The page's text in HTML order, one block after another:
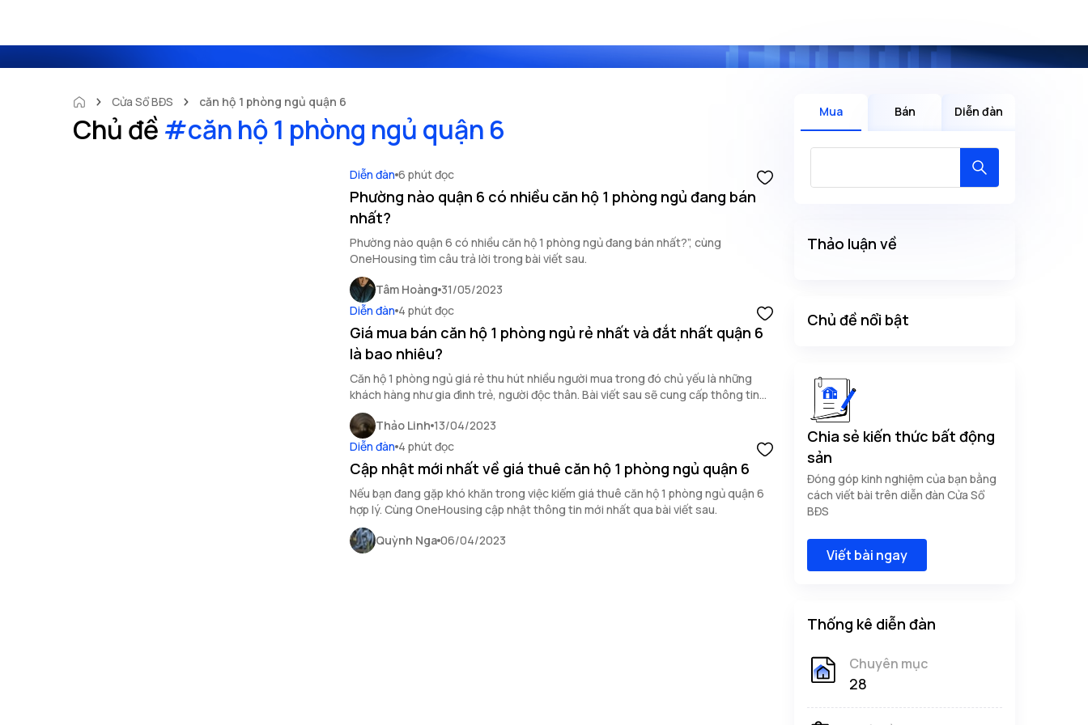
Cửa Sổ BĐS căn hộ 1 phòng ngủ quận 6
Chủ đề #căn hộ 1 phòng ngủ quận 6
Diễn đàn 6 phút đọc
Phường nào quận 6 có nhiều căn hộ 1 phòng ngủ đang bán
nhất?
Phường nào quận 6 có nhiều căn hộ 1 phòng ngủ đang bán nhất?”, cùng
OneHousing tìm câu trả lời trong bài viết sau.
Tâm Hoàng 31/05/2023
Diễn đàn 4 phút đọc
Giá mua bán căn hộ 1 phòng ngủ rẻ nhất và đắt nhất quận 6
là bao nhiêu?
Căn hộ 1 phòng ngủ giá rẻ thu hút nhiều người mua trong đó chủ yếu là những
khách hàng như gia đình trẻ, người độc thân. Bài viết sau sẽ cung cấp thông tin
giá mua bán căn hộ 1 phòng ngủ rẻ nhất và đắt nhất quận 6 là bao nhiêu?
Thảo Linh 13/04/2023
Diễn đàn 4 phút đọc
Cập nhật mới nhất về giá thuê căn hộ 1 phòng ngủ quận 6
Nếu bạn đang gặp khó khăn trong việc kiếm giá thuê căn hộ 1 phòng ngủ quận 6
hợp lý. Cùng OneHousing cập nhật thông tin mới nhất qua bài viết sau.
Quỳnh Nga 06/04/2023
Mua Bán Diễn đàn
Thảo luận về
Chủ đề nổi bật
Chia sẻ kiến thức bất động
sản
Đóng góp kinh nghiệm của bạn bằng
cách viết bài trên diễn đàn Cửa Sổ
BĐS
Viết bài ngay
Thống kê diễn đàn
Chuyên mục
28